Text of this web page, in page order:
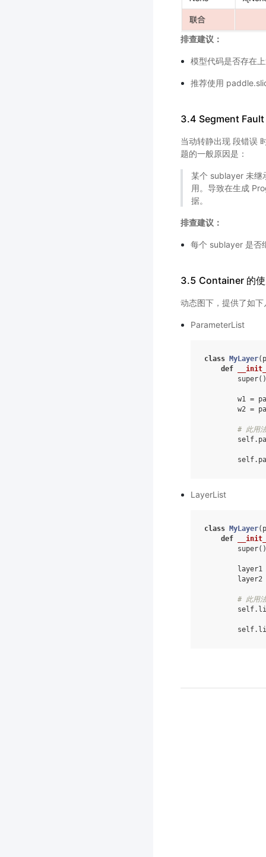
排查建议：
模型代码是否存在
推荐使用
3.4 Segment Fault
当动转静出现 段错误
题的一般原因是：
某个 sublayer 未继
用。导致在生成
据。
排查建议：
每个 sublayer 是否
3.5 Container 的
动态图下，提供了如
ParameterList
class MyLayer(
def
super()
w1 =
w2 =
# 此用
self.
self.
LayerList
class MyLayer(
def
super()
layer1
layer2
# 此用
self.
self.